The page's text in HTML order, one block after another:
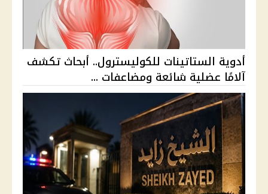
أدوية الستاتينات للكوليسترول.. أبحاث تكشف
آلامًا عضلية شائعة ومضاعفات ...